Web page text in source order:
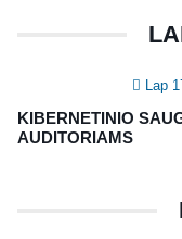
Lap
KIBERNETINIO
AUDITORIAMS
asociacija | IIA